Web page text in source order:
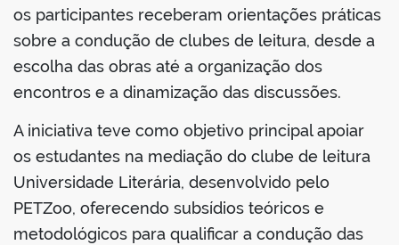
portal
os participantes receberam orientações práticas
sobre a condução de clubes de leitura, desde a
escolha das obras até a organização dos
encontros e a dinamização das discussões.
A iniciativa teve como objetivo principal apoiar
os estudantes na mediação do clube de leitura
Universidade Literária, desenvolvido pelo
PETZoo, oferecendo subsídios teóricos e
metodológicos para qualificar a condução das